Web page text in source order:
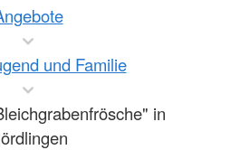
und Familie
in